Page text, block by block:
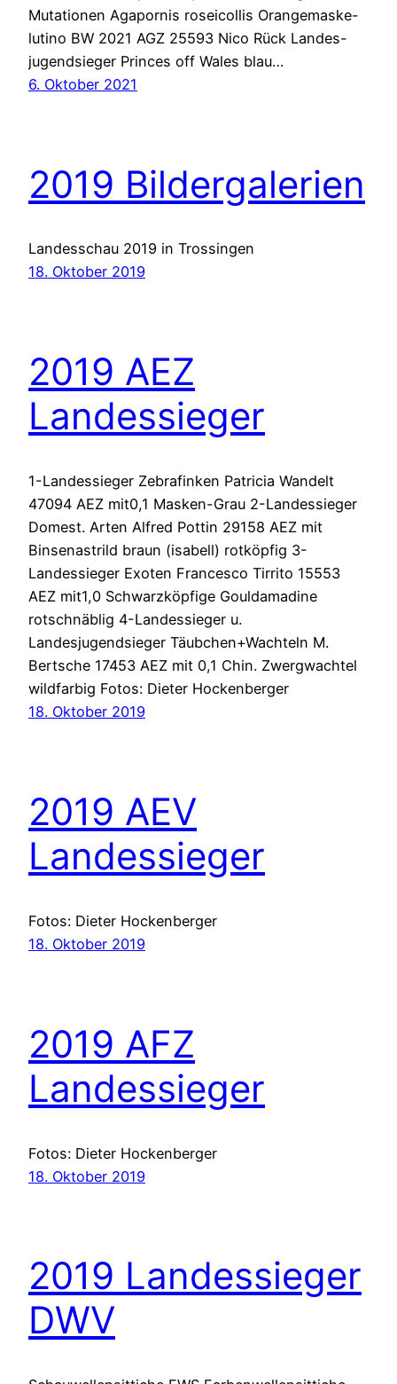
Mutationen Agapornis roseicollis Orangemaske-
lutino BW 2021 AGZ 25593 Nico Rück Landes-
jugendsieger Princes off Wales blau…
6. Oktober 2021
2019 Bildergalerien
Landesschau 2019 in Trossingen
18. Oktober 2019
2019 AEZ
Landessieger
1-Landessieger Zebrafinken Patricia Wandelt
47094 AEZ mit0,1 Masken-Grau 2-Landessieger
Domest. Arten Alfred Pottin 29158 AEZ mit
Binsenastrild braun (isabell) rotköpfig 3-
Landessieger Exoten Francesco Tirrito 15553
AEZ mit1,0 Schwarzköpfige Gouldamadine
rotschnäblig 4-Landessieger u.
Landesjugendsieger Täubchen+Wachteln M.
Bertsche 17453 AEZ mit 0,1 Chin. Zwergwachtel
wildfarbig Fotos: Dieter Hockenberger
18. Oktober 2019
2019 AEV
Landessieger
Fotos: Dieter Hockenberger
18. Oktober 2019
2019 AFZ
Landessieger
Fotos: Dieter Hockenberger
18. Oktober 2019
2019 Landessieger
DWV